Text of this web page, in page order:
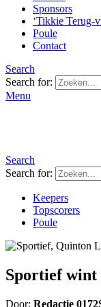
Sponsors
‘Tikkie Terug-
Poule
Contact
Search
Search for:
Menu
Search
Search for:
Keepers
Topscorers
Poule
Sportief wint
Door: Redactie